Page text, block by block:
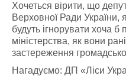
Хочеться вірити, що
Верховної Ради України,
будуть ігнорувати хоча
міністерства, як вони
застереження
Нагадуємо: ДП «Ліси